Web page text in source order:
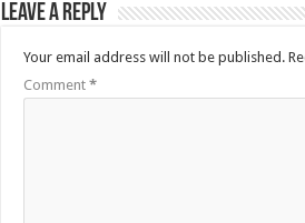
Leave a Reply
Your email address will not be published.
Comment *